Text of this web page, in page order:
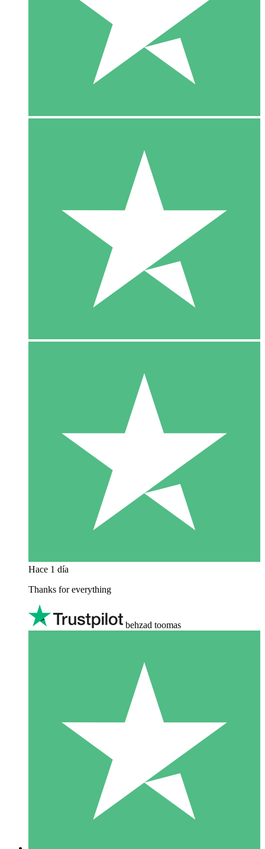
Hace 1 día
Thanks for everything
behzad toomas